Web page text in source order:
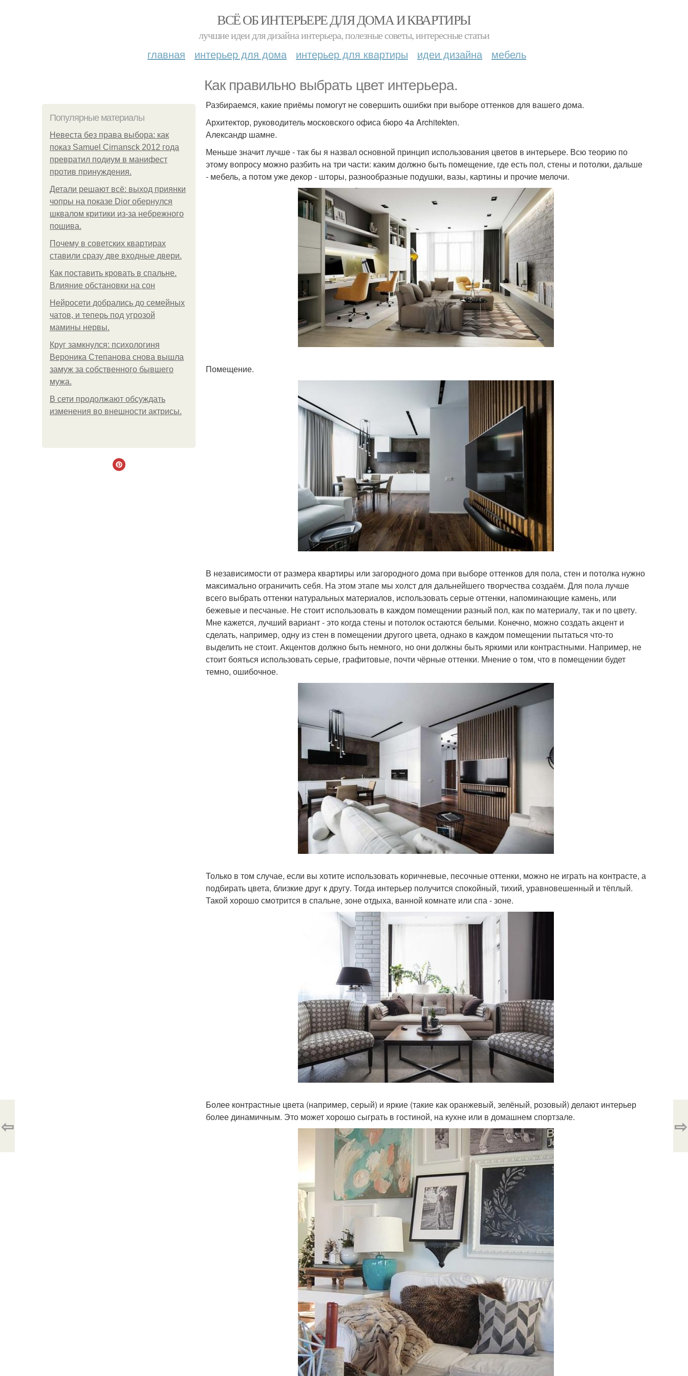
ВСЁ ОБ ИНТЕРЬЕРЕ ДЛЯ ДОМА И КВАРТИРЫ
лучшие идеи для дизайна интерьера, полезные советы, интересные статьи
главная интерьер для дома интерьер для квартиры идеи дизайна мебель
Как правильно выбрать цвет интерьера.
Популярные материалы
Невеста без права выбора: как
показ Samuel Cirnansck 2012 года
превратил подиум в манифест
против принуждения.
Детали решают всё: выход приянки
чопры на показе Dior обернулся
шквалом критики из-за небрежного
пошива.
Почему в советских квартирах
ставили сразу две входные двери.
Как поставить кровать в спальне.
Влияние обстановки на сон
Нейросети добрались до семейных
чатов, и теперь под угрозой
мамины нервы.
Круг замкнулся: психологиня
Вероника Степанова снова вышла
замуж за собственного бывшего
мужа.
В сети продолжают обсуждать
изменения во внешности актрисы.
Разбираемся, какие приёмы помогут не совершить ошибки при выборе оттенков для вашего дома.
Архитектор, руководитель московского офиса бюро 4a Architekten.
Александр шамне.
Меньше значит лучше - так бы я назвал основной принцип использования цветов в интерьере. Всю теорию по
этому вопросу можно разбить на три части: каким должно быть помещение, где есть пол, стены и потолки, дальше
- мебель, а потом уже декор - шторы, разнообразные подушки, вазы, картины и прочие мелочи.
Помещение.
В независимости от размера квартиры или загородного дома при выборе оттенков для пола, стен и потолка нужно
максимально ограничить себя. На этом этапе мы холст для дальнейшего творчества создаём. Для пола лучше
всего выбрать оттенки натуральных материалов, использовать серые оттенки, напоминающие камень, или
бежевые и песчаные. Не стоит использовать в каждом помещении разный пол, как по материалу, так и по цвету.
Мне кажется, лучший вариант - это когда стены и потолок остаются белыми. Конечно, можно создать акцент и
сделать, например, одну из стен в помещении другого цвета, однако в каждом помещении пытаться что-то
выделить не стоит. Акцентов должно быть немного, но они должны быть яркими или контрастными. Например, не
стоит бояться использовать серые, графитовые, почти чёрные оттенки. Мнение о том, что в помещении будет
темно, ошибочное.
Только в том случае, если вы хотите использовать коричневые, песочные оттенки, можно не играть на контрасте, а
подбирать цвета, близкие друг к другу. Тогда интерьер получится спокойный, тихий, уравновешенный и тёплый.
Такой хорошо смотрится в спальне, зоне отдыха, ванной комнате или спа - зоне.
Более контрастные цвета (например, серый) и яркие (такие как оранжевый, зелёный, розовый) делают интерьер
более динамичным. Это может хорошо сыграть в гостиной, на кухне или в домашнем спортзале.
⇦ ⇨